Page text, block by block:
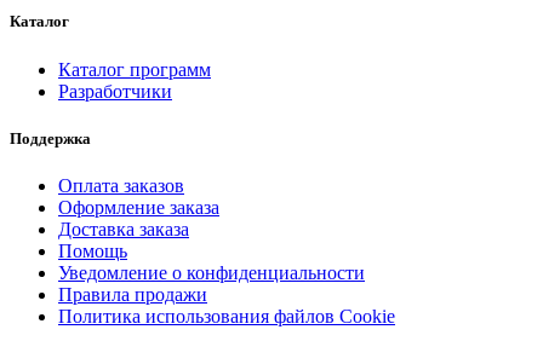
Каталог
Каталог программ
Разработчики
Поддержка
Оплата заказов
Оформление заказа
Доставка заказа
Помощь
Уведомление о конфиденциальности
Правила продажи
Политика использования файлов Cookie